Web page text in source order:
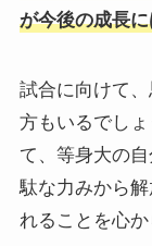
が今後の成長
試合に向けて
方もいるでし
て、等身大の
駄な力みから
れることを心か